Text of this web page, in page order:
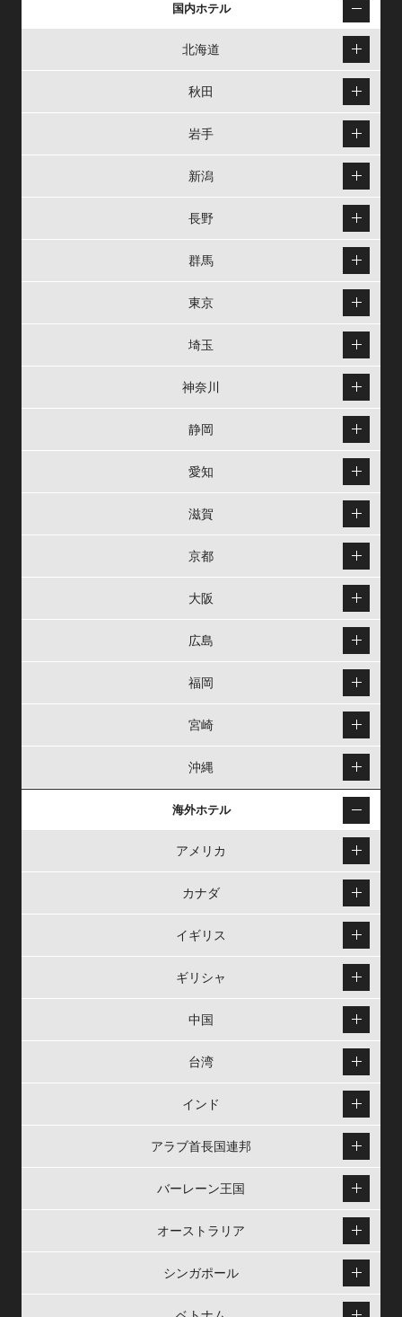
国内ホテル
北海道
秋田
岩手
新潟
長野
群馬
東京
埼玉
神奈川
静岡
愛知
滋賀
京都
大阪
広島
福岡
宮崎
沖縄
海外ホテル
アメリカ
カナダ
イギリス
ギリシャ
中国
台湾
インド
アラブ首長国連邦
バーレーン王国
オーストラリア
シンガポール